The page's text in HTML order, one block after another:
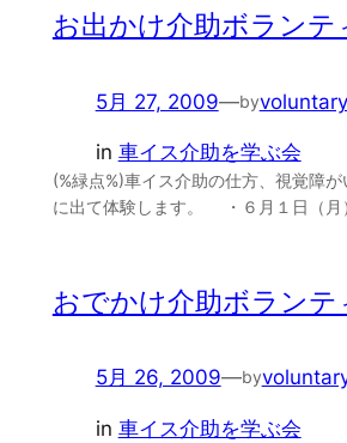
お出かけ介助ボランテ
5月 27, 2009—byvoluntary
in 車イス介助を学ぶ会
(%緑点%)車イス介助の仕方、視覚障
に出て体験します。 ・６月１日（
おでかけ介助ボランテ
5月 26, 2009—by
in 車イス介助を学ぶ会